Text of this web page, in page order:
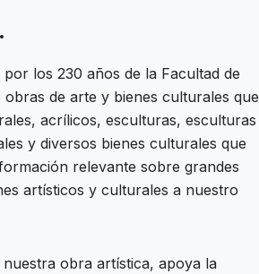
los 230 años de la Facultad de
de arte y bienes culturales que
acrílicos, esculturas, esculturas
y diversos bienes culturales que
relevante sobre grandes
artísticos y culturales a nuestro
obra artística, apoya la